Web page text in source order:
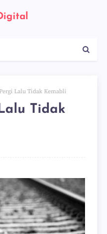
Lalu Tidak Kemabli
Tidak